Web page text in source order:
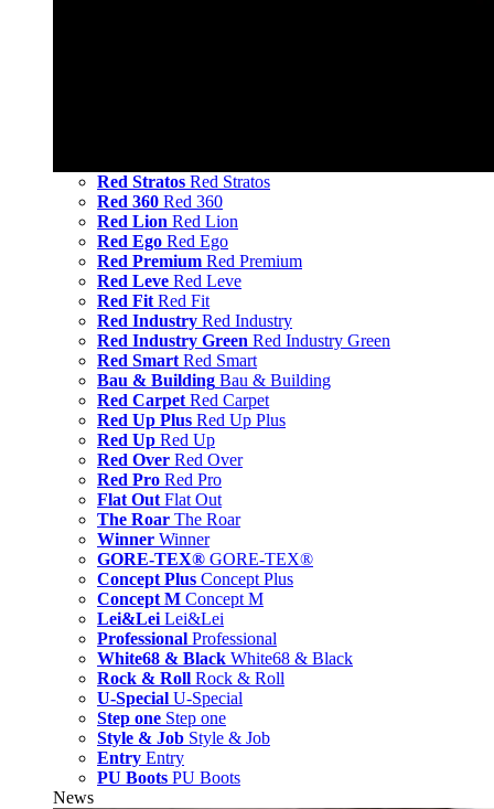
Red Stratos Red Stratos
Red 360 Red 360
Red Lion Red Lion
Red Ego Red Ego
Red Premium Red Premium
Red Leve Red Leve
Red Fit Red Fit
Red Industry Red Industry
Red Industry Green Red Industry Green
Red Smart Red Smart
Bau & Building Bau & Building
Red Carpet Red Carpet
Red Up Plus Red Up Plus
Red Up Red Up
Red Over Red Over
Red Pro Red Pro
Flat Out Flat Out
The Roar The Roar
Winner Winner
GORE-TEX® GORE-TEX®
Concept Plus Concept Plus
Concept M Concept M
Lei&Lei Lei&Lei
Professional Professional
White68 & Black White68 & Black
Rock & Roll Rock & Roll
U-Special U-Special
Step one Step one
Style & Job Style & Job
Entry Entry
PU Boots PU Boots
News